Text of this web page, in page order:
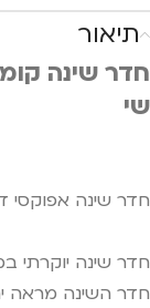
תיאור
חדר שינה
שי
חדר שינה אפוקסי
חדר שינה יוקרתי
חדר השינה מראה